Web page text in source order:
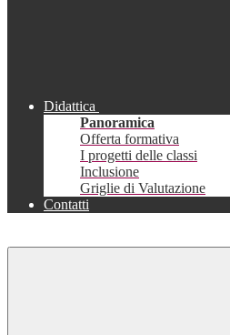
Didattica
Panoramica
Offerta formativa
I progetti delle classi
Inclusione
Griglie di Valutazione
Contatti